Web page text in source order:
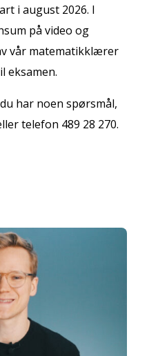
i august 2026. I
på video og
vår matematikklærer
eksamen.
har noen spørsmål,
telefon 489 28 270.